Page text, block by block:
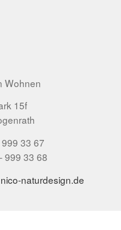
Wohnen
15f
33 67
999 33 68
naturdesign.de